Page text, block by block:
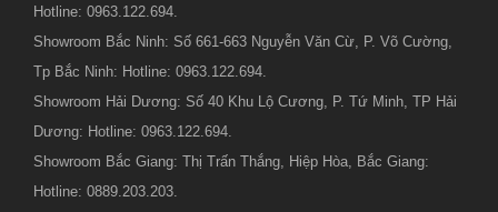
Hotline: 0963.122.694.
Showroom Bắc Ninh: Số 661-663 Nguyễn Văn Cừ, P. Võ Cường,
Tp Bắc Ninh: Hotline: 0963.122.694.
Showroom Hải Dương: Số 40 Khu Lộ Cương, P. Tứ Minh, TP Hải
Dương: Hotline: 0963.122.694.
Showroom Bắc Giang: Thị Trấn Thắng, Hiệp Hòa, Bắc Giang:
Hotline: 0889.203.203.